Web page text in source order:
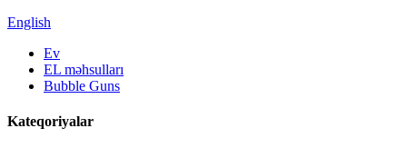
English
Ev
EL məhsulları
Bubble Guns
Kateqoriyalar